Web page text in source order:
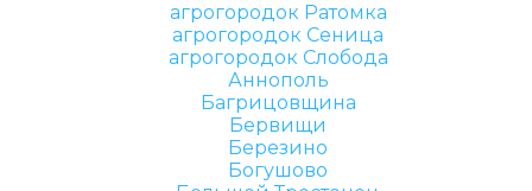
агрогородок Ратомка
агрогородок Сеница
агрогородок Слобода
Аннополь
Багрицовщина
Бервищи
Березино
Богушово